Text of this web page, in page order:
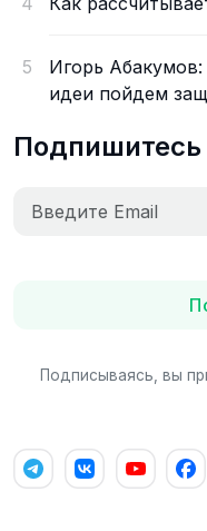
5
Игорь
идеи пойдем
Подпишитесь
Подписываясь, вы